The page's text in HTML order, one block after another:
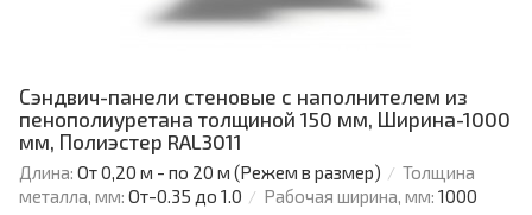
Сэндвич-панели стеновые с наполнителем из
пенополиуретана толщиной 150 мм, Ширина-1000
мм, Полиэстер RAL3011
Длина: От 0,20 м - по 20 м (Режем в размер)
Толщина
металла, мм: От-0.35 до 1.0 Рабочая ширина, мм: 1000